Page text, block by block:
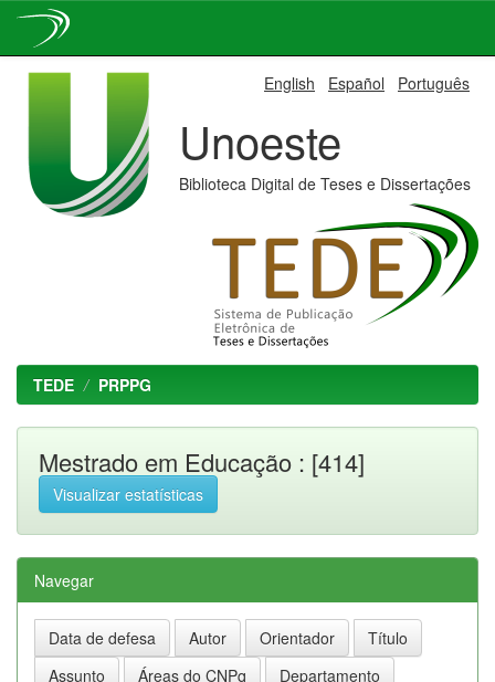
English Español Português
Unoeste
Biblioteca Digital de Teses e Dissertações
TEDE PRPPG
Mestrado em Educação : [414]
Visualizar estatísticas
Navegar